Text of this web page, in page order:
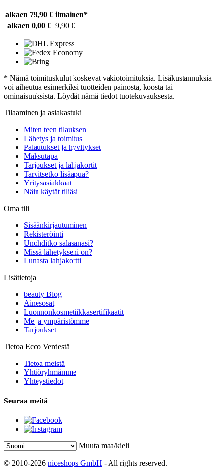
alkaen 79,90 € ilmainen*
alkaen 0,00 € 9,90 €
* Nämä toimituskulut koskevat vakiotoimituksia. Lisäkustannuksia
voi aiheutua esimerkiksi tuotteiden painosta, koosta tai
ominaisuuksista. Löydät nämä tiedot tuotekuvauksesta.
Tilaaminen ja asiakastuki
Miten teen tilauksen
Lähetys ja toimitus
Palautukset ja hyvitykset
Maksutapa
Tarjoukset ja lahjakortit
Tarvitsetko lisäapua?
Yritysasiakkaat
Näin käytät tiliäsi
Oma tili
Sisäänkirjautuminen
Rekisteröinti
Unohditko salasanasi?
Missä lähetykseni on?
Lunasta lahjakortti
Lisätietoja
beauty Blog
Ainesosat
Luonnonkosmetiikkasertifikaatit
Me ja ympäristömme
Tarjoukset
Tietoa Ecco Verdestä
Tietoa meistä
Yhtiöryhmämme
Yhteystiedot
Seuraa meitä
Muuta maa/kieli
© 2010-2026 niceshops GmbH - All rights reserved.